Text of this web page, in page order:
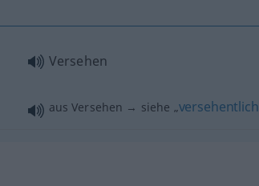
Versehen
aus Versehen → siehe „versehentlich